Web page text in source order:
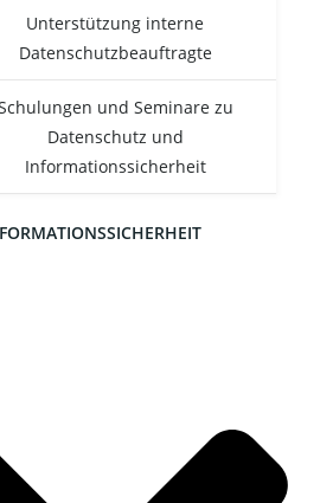
Unter­stüt­zung inter­ne
Datenschutzbeauftragte
und Semi­na­re zu
Daten­schutz und
Informationssicherheit